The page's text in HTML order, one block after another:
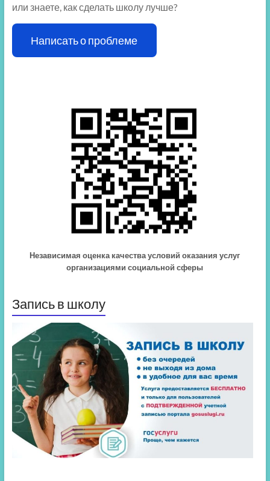
или знаете, как сделать школу лучше?
Написать о проблеме
Независимая оценка качества условий оказания услуг
организациями социальной сферы
Запись в школу